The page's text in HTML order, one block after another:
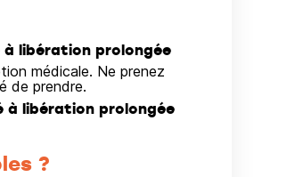
à libération prolongée
médicale. Ne prenez
de prendre.
à libération prolongée
?